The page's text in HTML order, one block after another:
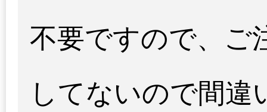
不要ですので、ご
してないので間